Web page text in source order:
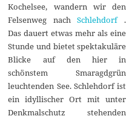
Kochelsee, wandern wir den
Felsenweg nachSchlehdorf .
Das dauert etwas mehr als eine
Stunde und bietet spektakuläre
Blicke auf den hier in
schönstem Smaragdgrün
leuchtenden See. Schlehdorf ist
ein idyllischer Ort mit unter
Denkmalschutz stehenden